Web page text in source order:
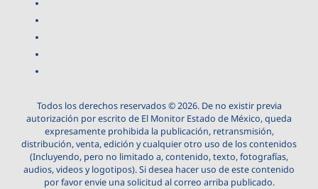
Todos los derechos reservados © 2026. De no existir previa
autorización por escrito de El Monitor Estado de México, queda
expresamente prohibida la publicación, retransmisión,
distribución, venta, edición y cualquier otro uso de los contenidos
(Incluyendo, pero no limitado a, contenido, texto, fotografías,
audios, videos y logotipos). Si desea hacer uso de este contenido
por favor envie una solicitud al correo arriba publicado.